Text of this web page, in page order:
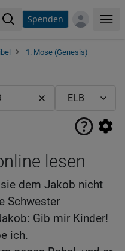
Spenden
1. Mose (Genesis)
lesen
dem Jakob nicht
Schwester
Gib mir Kinder!
ich.